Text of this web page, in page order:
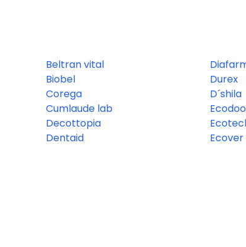
Beltran vital
Biobel
Corega
Cumlaude lab
Decottopia
Dentaid
Durex
D´shila
Ecodoo
Ecover